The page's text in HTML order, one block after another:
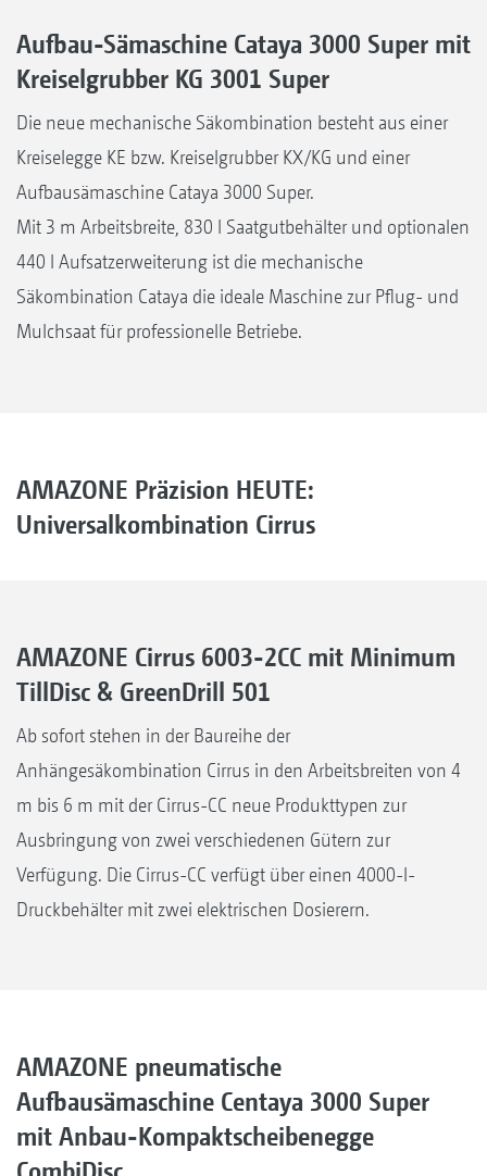
Aufbau-Sämaschine Cataya 3000 Super mit
Kreiselgrubber KG 3001 Super
Die neue mechanische Säkombination besteht aus einer
Kreiselegge KE bzw. Kreiselgrubber KX/KG und einer
Aufbausämaschine Cataya 3000 Super.
Mit 3 m Arbeitsbreite, 830 l Saatgutbehälter und optionalen
440 l Aufsatzerweiterung ist die mechanische
Säkombination Cataya die ideale Maschine zur Pflug- und
Mulchsaat für professionelle Betriebe.
AMAZONE Präzision HEUTE:
Universalkombination Cirrus
AMAZONE Cirrus 6003-2CC mit Minimum
TillDisc & GreenDrill 501
Ab sofort stehen in der Baureihe der
Anhängesäkombination Cirrus in den Arbeitsbreiten von 4
m bis 6 m mit der Cirrus-CC neue Produkttypen zur
Ausbringung von zwei verschiedenen Gütern zur
Verfügung. Die Cirrus-CC verfügt über einen 4000-l-
Druckbehälter mit zwei elektrischen Dosierern.
AMAZONE pneumatische
Aufbausämaschine Centaya 3000 Super
mit Anbau-Kompaktscheibenegge